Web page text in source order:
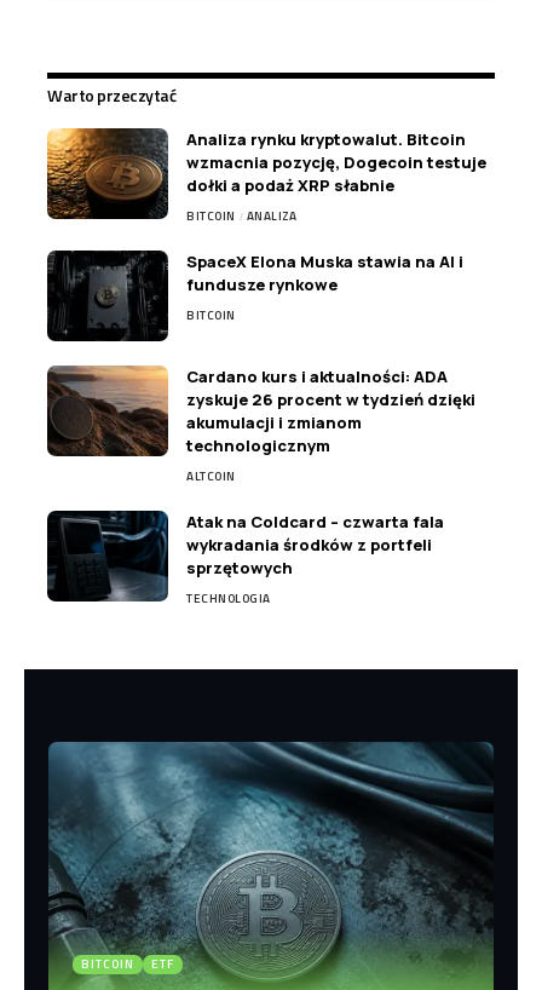
Warto przeczytać
Analiza rynku kryptowalut. Bitcoin
wzmacnia pozycję, Dogecoin testuje
dołki a podaż XRP słabnie
BITCOIN ANALIZA
SpaceX Elona Muska stawia na AI i
fundusze rynkowe
BITCOIN
Cardano kurs i aktualności: ADA
zyskuje 26 procent w tydzień dzięki
akumulacji i zmianom
technologicznym
ALTCOIN
Atak na Coldcard – czwarta fala
wykradania środków z portfeli
sprzętowych
TECHNOLOGIA
BITCOIN ETF